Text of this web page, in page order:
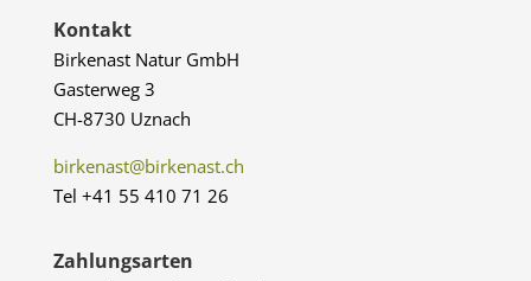
Kontakt
Birkenast Natur GmbH
Gasterweg 3
CH-8730 Uznach
birkenast@birkenast.ch
Tel +41 55 410 71 26
Zahlungsarten